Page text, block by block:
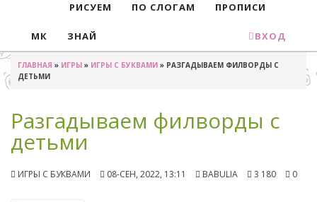
РИСУЕМ ПО СЛОГАМ ПРОПИСИ
МК ЗНАЙ ВХОД
ГЛАВНАЯ » ИГРЫ » ИГРЫ С БУКВАМИ » РАЗГАДЫВАЕМ ФИЛВОРДЫ С
ДЕТЬМИ
Разгадываем филворды с
детьми
ИГРЫ С БУКВАМИ 08-СЕН, 2022, 13:11 BABULIA 3 180 0